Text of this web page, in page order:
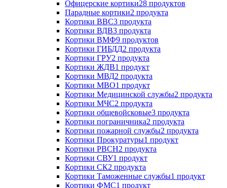
Офицерские кортики28 продуктов
Парадные кортики2 продукта
Кортики ВВС3 продукта
Кортики ВДВ3 продукта
Кортики ВМФ9 продуктов
Кортики ГИБДД2 продукта
Кортики ГРУ2 продукта
Кортики ЖДВ1 продукт
Кортики МВД2 продукта
Кортики МВО1 продукт
Кортики Медицинской службы2 продукта
Кортики МЧС2 продукта
Кортики общевойсковые3 продукта
Кортики пограничника2 продукта
Кортики пожарной службы2 продукта
Кортики Прокуратуры1 продукт
Кортики РВСН2 продукта
Кортики СВУ1 продукт
Кортики СК2 продукта
Кортики Таможенные службы1 продукт
Кортики ФМС1 продукт